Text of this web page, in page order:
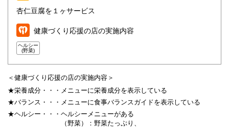
杏仁豆腐を１ヶサービス
健康づくり応援の店の実施内容
ヘルシー
(野菜)
＜健康づくり応援の店の実施内容＞
★栄養成分・・・ メニューに栄養成分を表示している
★バランス・・・ メニューに食事バランスガイドを表示している
★ヘルシー・・・ ヘルシーメニューがある
（野菜）：野菜たっぷり、